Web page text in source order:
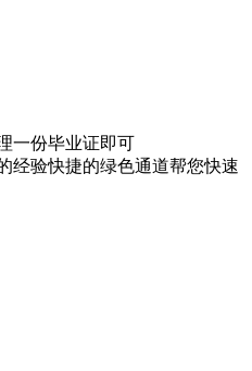
一份毕业证即可
经验快捷的绿色通道帮您快速